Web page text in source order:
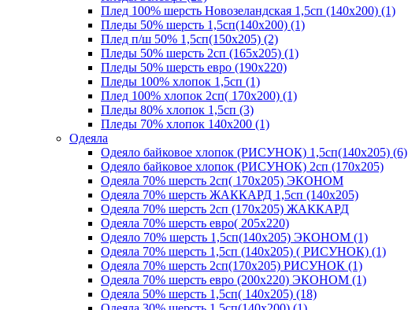
Плед 100% шерсть Новозеландская 1,5сп (140х200) (1)
Пледы 50% шерсть 1,5сп(140х200) (1)
Плед п/ш 50% 1,5сп(150х205) (2)
Пледы 50% шерсть 2сп (165х205) (1)
Пледы 50% шерсть евро (190х220)
Пледы 100% хлопок 1,5сп (1)
Плед 100% хлопок 2сп( 170х200) (1)
Пледы 80% хлопок 1,5сп (3)
Пледы 70% хлопок 140х200 (1)
Одеяла
Одеяло байковое хлопок (РИСУНОК) 1,5сп(140х205) (6)
Одеяло байковое хлопок (РИСУНОК) 2сп (170х205)
Одеяла 70% шерсть 2сп( 170х205) ЭКОНОМ
Одеяла 70% шерсть ЖАККАРД 1,5сп (140х205)
Одеяла 70% шерсть 2сп (170х205) ЖАККАРД
Одеяла 70% шерсть евро( 205х220)
Одеяло 70% шерсть 1,5сп(140х205) ЭКОНОМ (1)
Одеяла 70% шерсть 1,5сп (140х205) ( РИСУНОК) (1)
Одеяла 70% шерсть 2сп(170х205) РИСУНОК (1)
Одеяла 70% шерсть евро (200х220) ЭКОНОМ (1)
Одеяла 50% шерсть 1,5сп( 140х205) (18)